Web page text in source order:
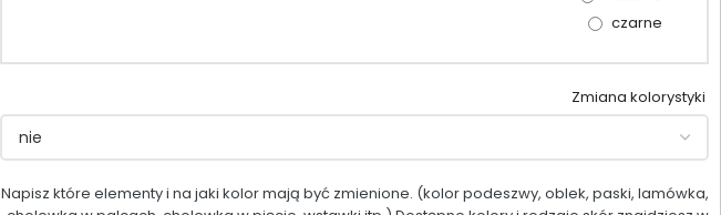
czarne
Zmiana kolorystyki
Napisz które elementy i na jaki kolor mają być zmienione. (kolor podeszwy, oblek, paski, lamówka,